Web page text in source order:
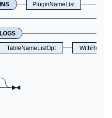
PluginNameList
LOGS
TableNameListOpt